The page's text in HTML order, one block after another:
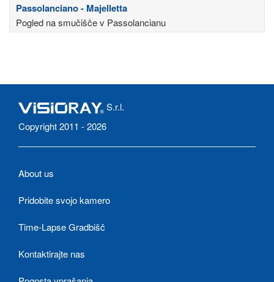
Passolanciano - Majelletta
Pogled na smučišče v Passolancianu
S.r.l.
Copyright 2011 - 2026
About us
Pridobite svojo kamero
Time-Lapse Gradbišč
Kontaktirajte nas